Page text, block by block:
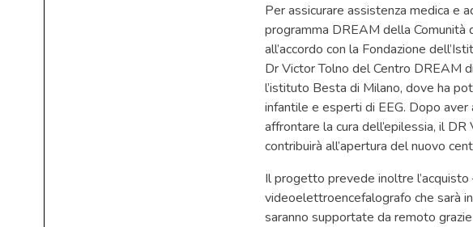
Per assicurare assistenza medica e
programma DREAM della Comunità
all’accordo con la Fondazione
Dr Victor Tolno del Centro DREAM
l’istituto Besta di Milano, dove ha
infantile e esperti di EEG. Dopo
affrontare la cura dell’epilessia, il
contribuirà all’apertura del nuovo
Il progetto prevede inoltre
videoelettroencefalografo che sarà
saranno supportate da remoto